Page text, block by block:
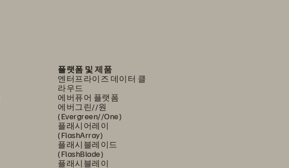
플랫폼 및 제품
엔터프라이즈 데이터 클
라우드
에버퓨어 플랫폼
에버그린//원
(Evergreen//One)
플래시어레이
(FlashArray)
플래시블레이드
(FlashBlade)
플래시블레이